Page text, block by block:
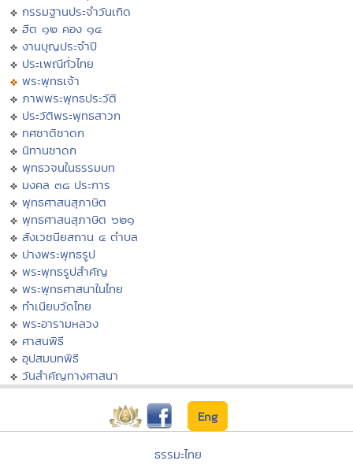
กรรมฐานประจำวันเกิด
ฮีต ๑๒ คอง ๑๔
งานบุญประจำปี
ประเพณีทั่วไทย
พระพุทธเจ้า
ภาพพระพุทธประวัติ
ประวัติพระพุทธสาวก
ทศชาติชาดก
นิทานชาดก
พุทธวจนในธรรมบท
มงคล ๓๘ ประการ
พุทธศาสนสุภาษิต
พุทธศาสนสุภาษิต ๖๒๑
สังเวชนียสถาน ๔ ตำบล
ปางพระพุทธรูป
พระพุทธรูปสำคัญ
พระพุทธศาสนาในไทย
ทำเนียบวัดไทย
พระอารามหลวง
ศาสนพิธี
อุปสมบทพิธี
วันสำคัญทางศาสนา
Eng
ธรรมะไทย